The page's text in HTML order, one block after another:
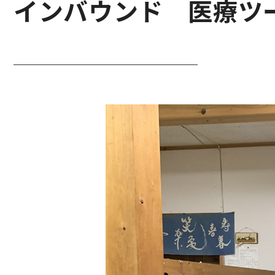
インバウンド 医療ツ